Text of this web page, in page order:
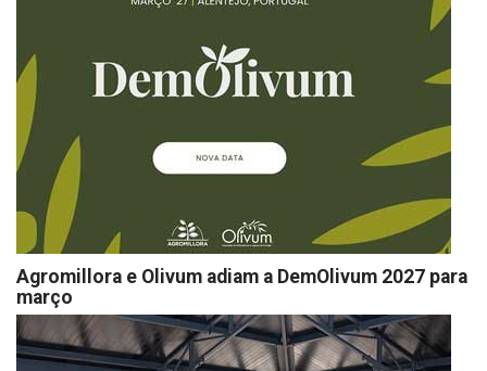
Agromillora e Olivum adiam a DemOlivum 2027 para
março